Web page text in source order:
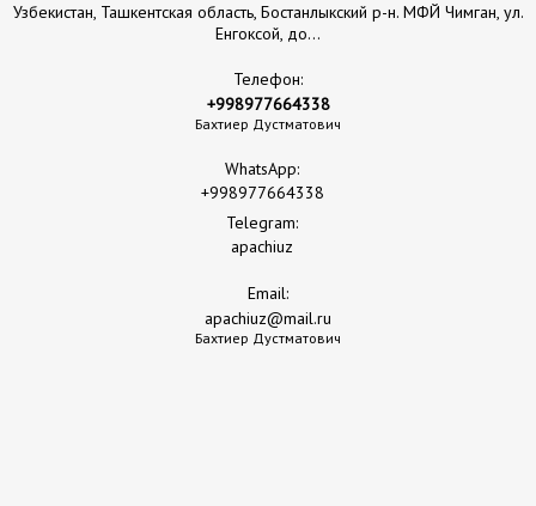
Узбекистан, Ташкентская область, Бостанлыкский р-н. МФЙ Чимган, ул.
Енгоксой, до...
Телефон:
+998977664338
Бахтиер Дустматович
WhatsApp:
+998977664338
Telegram:
apachiuz
Email:
apachiuz@mail.ru
Бахтиер Дустматович